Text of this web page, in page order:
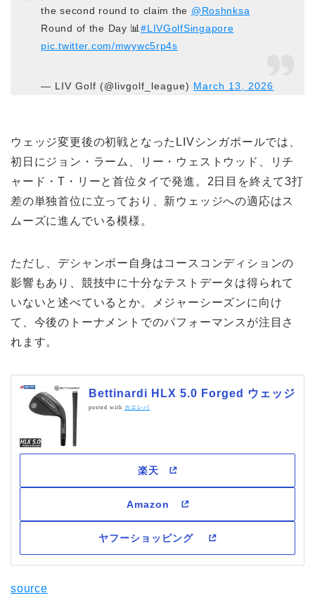
the second round to claim the @Roshnksa
Round of the Day 📊#LIVGolfSingapore
pic.twitter.com/mwywc5rp4s
— LIV Golf (@livgolf_league) March 13, 2026
ウェッジ変更後の初戦となったLIVシンガポールでは、
初日にジョン・ラーム、リー・ウェストウッド、リチ
ャード・T・リーと首位タイで発進。2日目を終えて3打
差の単独首位に立っており、新ウェッジへの適応はス
ムーズに進んでいる模様。
ただし、デシャンボー自身はコースコンディションの
影響もあり、競技中に十分なテストデータは得られて
いないと述べているとか。メジャーシーズンに向け
て、今後のトーナメントでのパフォーマンスが注目さ
れます。
Bettinardi HLX 5.0 Forged ウェッジ
posted with カエレバ
source